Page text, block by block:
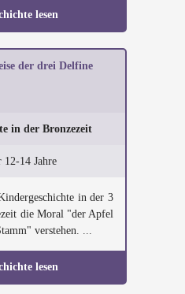
lesen
der drei Delfine
in der Bronzezeit
12-14 Jahre
in der 3
die Moral "der Apfel
verstehen. ...
lesen